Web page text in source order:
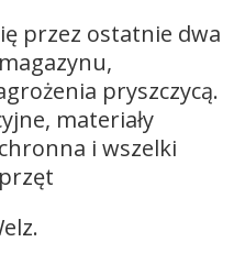
przez ostatnie dwa
pryszczycą.
materiały
i wszelki